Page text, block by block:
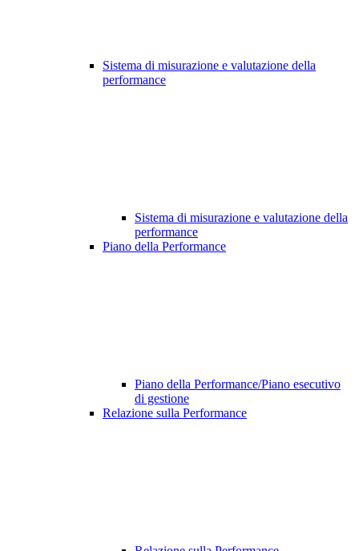
Sistema di misurazione e valutazione della
performance
Sistema di misurazione e valutazione della
performance
Piano della Performance
Piano della Performance/Piano esecutivo
di gestione
Relazione sulla Performance